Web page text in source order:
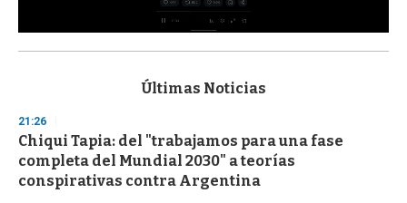
s
d
s
o
f
3
Últimas Noticias
21:26
Chiqui Tapia: del "trabajamos para una fase
completa del Mundial 2030" a teorías
conspirativas contra Argentina